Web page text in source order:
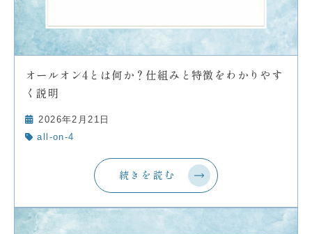
オールオン4とは何か？仕組みと特徴をわかりやす
く説明
2026年2月21日
all-on-4
続きを読む